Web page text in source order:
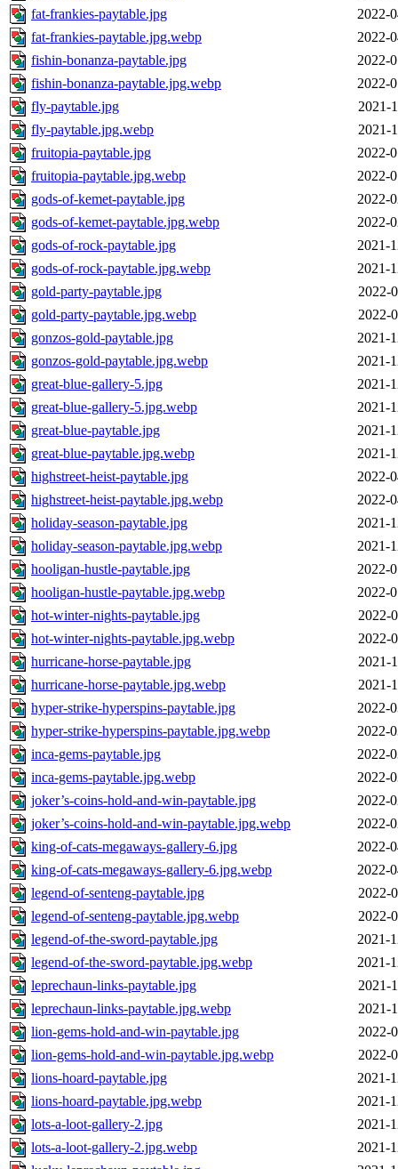
fat-frankies-paytable.jpg
2022-
fat-frankies-paytable.jpg.webp
2022-
fishin-bonanza-paytable.jpg
2022-
fishin-bonanza-paytable.jpg.webp
2022-
fly-paytable.jpg
2021-
fly-paytable.jpg.webp
2021-
fruitopia-paytable.jpg
2022-
fruitopia-paytable.jpg.webp
2022-
gods-of-kemet-paytable.jpg
2022-
gods-of-kemet-paytable.jpg.webp
2022-
gods-of-rock-paytable.jpg
2021-
gods-of-rock-paytable.jpg.webp
2021-
gold-party-paytable.jpg
2022-
gold-party-paytable.jpg.webp
2022-
gonzos-gold-paytable.jpg
2021-
gonzos-gold-paytable.jpg.webp
2021-
great-blue-gallery-5.jpg
2021-
great-blue-gallery-5.jpg.webp
2021-
great-blue-paytable.jpg
2021-
great-blue-paytable.jpg.webp
2021-
highstreet-heist-paytable.jpg
2022-
highstreet-heist-paytable.jpg.webp
2022-
holiday-season-paytable.jpg
2021-
holiday-season-paytable.jpg.webp
2021-
hooligan-hustle-paytable.jpg
2022-
hooligan-hustle-paytable.jpg.webp
2022-
hot-winter-nights-paytable.jpg
2022-
hot-winter-nights-paytable.jpg.webp
2022-
hurricane-horse-paytable.jpg
2021-
hurricane-horse-paytable.jpg.webp
2021-
hyper-strike-hyperspins-paytable.jpg
2022-
hyper-strike-hyperspins-paytable.jpg.webp
2022-
inca-gems-paytable.jpg
2022-
inca-gems-paytable.jpg.webp
2022-
joker’s-coins-hold-and-win-paytable.jpg
2022-
joker’s-coins-hold-and-win-paytable.jpg.webp
2022-
king-of-cats-megaways-gallery-6.jpg
2022-
king-of-cats-megaways-gallery-6.jpg.webp
2022-
legend-of-senteng-paytable.jpg
2022-
legend-of-senteng-paytable.jpg.webp
2022-
legend-of-the-sword-paytable.jpg
2021-
legend-of-the-sword-paytable.jpg.webp
2021-
leprechaun-links-paytable.jpg
2021-
leprechaun-links-paytable.jpg.webp
2021-
lion-gems-hold-and-win-paytable.jpg
2022-
lion-gems-hold-and-win-paytable.jpg.webp
2022-
lions-hoard-paytable.jpg
2021-
lions-hoard-paytable.jpg.webp
2021-
lots-a-loot-gallery-2.jpg
2021-
lots-a-loot-gallery-2.jpg.webp
2021-